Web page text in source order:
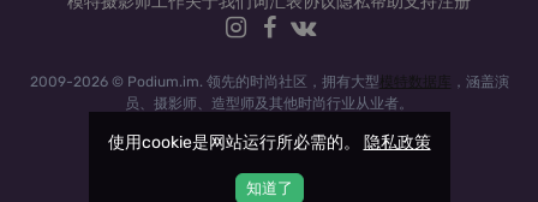
2009-2026 © Podium.im. 领先的时尚社区，拥有大型模特数据库
，涵盖演
员、摄影师、造型师及其他时尚行业从业者。
使用cookie是网站运行所必需的。 隐私政策
知道了